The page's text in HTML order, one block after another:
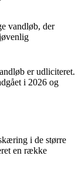
vandløb, der
er udliciteret.
i 2026 og
i de større
en række